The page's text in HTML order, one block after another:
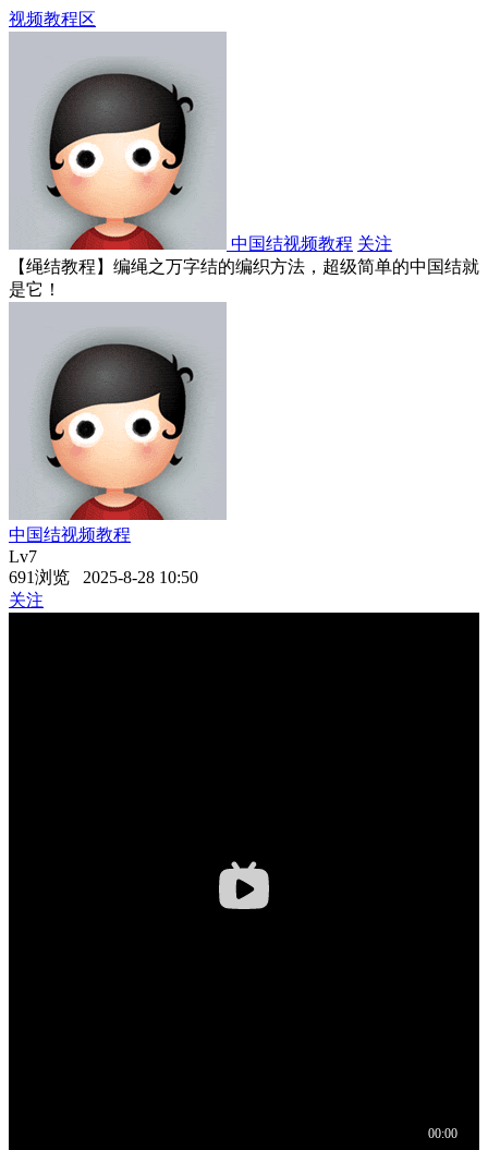
视频教程区
中国结视频教程 关注
【绳结教程】编绳之万字结的编织方法，超级简单的中国结就
是它！
中国结视频教程
Lv7
691浏览 2025-8-28 10:50
关注